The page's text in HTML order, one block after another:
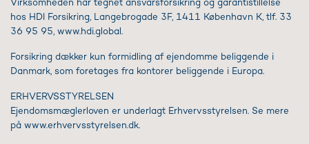
Virksomheden har tegnet ansvarsforsikring og garantistillelse
hos HDI Forsikring, Langebrogade 3F, 1411 København K, tlf. 33
36 95 95, www.hdi.global.
Forsikring dækker kun formidling af ejendomme beliggende i
Danmark, som foretages fra kontorer beliggende i Europa.
ERHVERVSSTYRELSEN
Ejendomsmæglerloven er underlagt Erhvervsstyrelsen. Se mere
på www.erhvervsstyrelsen.dk.